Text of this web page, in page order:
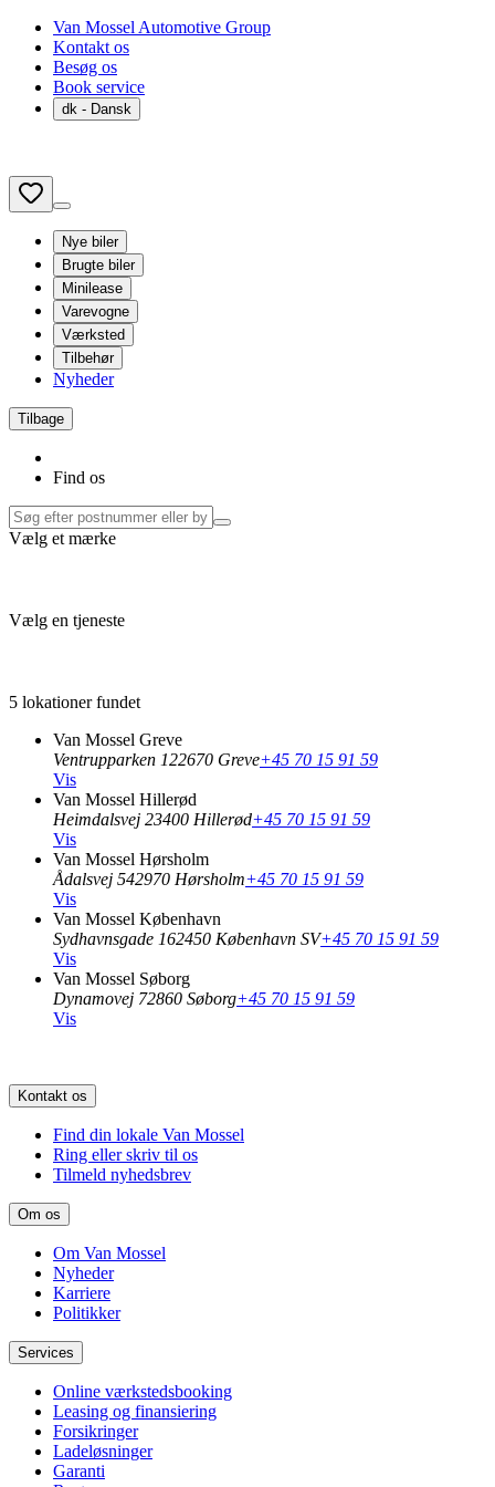
Van Mossel Automotive Group
Kontakt os
Besøg os
Book service
dk - Dansk
Nye biler
Brugte biler
Minilease
Varevogne
Værksted
Tilbehør
Nyheder
Tilbage
Find os
Vælg et mærke
Vælg en tjeneste
5 lokationer fundet
Van Mossel Greve
Ventrupparken 122670 Greve+45 70 15 91 59
Vis
Van Mossel Hillerød
Heimdalsvej 23400 Hillerød+45 70 15 91 59
Vis
Van Mossel Hørsholm
Ådalsvej 542970 Hørsholm+45 70 15 91 59
Vis
Van Mossel København
Sydhavnsgade 162450 København SV+45 70 15 91 59
Vis
Van Mossel Søborg
Dynamovej 72860 Søborg+45 70 15 91 59
Vis
Kontakt os
Find din lokale Van Mossel
Ring eller skriv til os
Tilmeld nyhedsbrev
Om os
Om Van Mossel
Nyheder
Karriere
Politikker
Services
Online værkstedsbooking
Leasing og finansiering
Forsikringer
Ladeløsninger
Garanti